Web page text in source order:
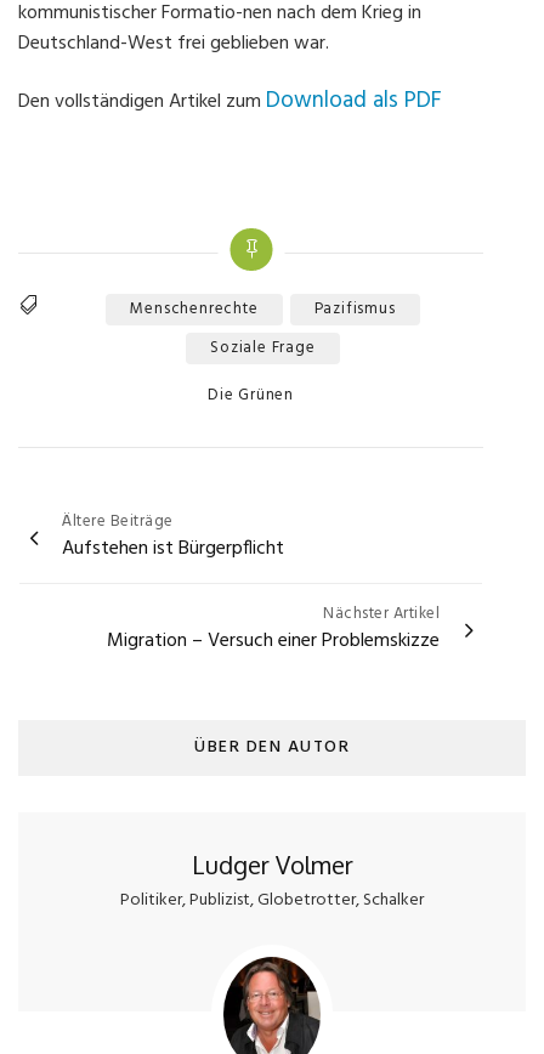
kommunistischer Formatio-nen nach dem Krieg in
Deutschland-West frei geblieben war.
Den vollständigen Artikel zum Download als PDF
Tags
Menschenrechte
Pazifismus
Soziale Frage
Categories
Die Grünen
Beitragsnavigation
Ältere Beiträge
Aufstehen ist Bürgerpflicht
Nächster Artikel
Migration – Versuch einer Problemskizze
ÜBER DEN AUTOR
Ludger Volmer
Politiker, Publizist, Globetrotter, Schalker